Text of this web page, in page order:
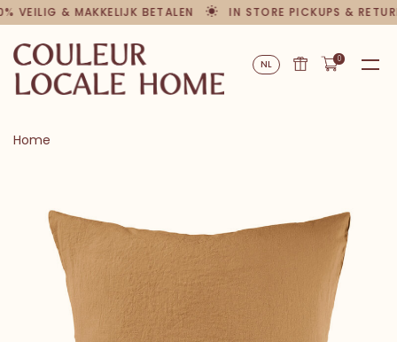
VEILIG & MAKKELIJK BETALEN IN STORE PICKUPS &
NL 0
Home